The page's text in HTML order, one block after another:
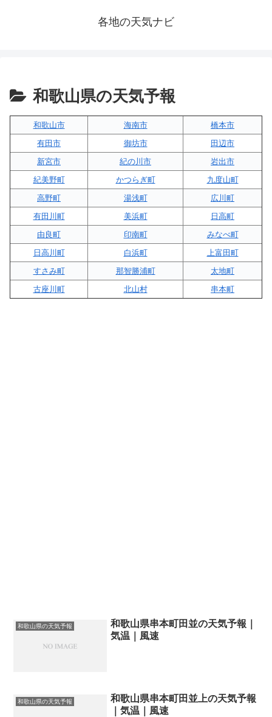
各地の天気ナビ
和歌山県の天気予報
和歌山市 海南市
橋本市
有田市
御坊市
田辺市
新宮市
紀の川市
岩出市
紀美野町
かつらぎ町
九度山町
高野町
湯浅町
広川町
有田川町
美浜町
日高町
由良町
印南町
みなべ町
日高川町
白浜町
上富田町
すさみ町
那智勝浦町
太地町
古座川町
北山村 串本町
和歌山県の天気予報
和歌山県串本町田並の天気予報｜
気温｜風速
和歌山県の天気予報
和歌山県串本町田並上の天気予報
｜気温｜風速